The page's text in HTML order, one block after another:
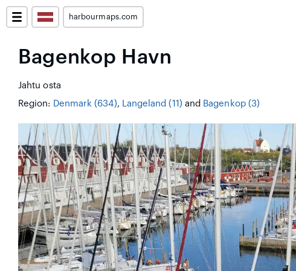
harbourmaps.com
Bagenkop Havn
Jahtu osta
Region: Denmark (634), Langeland (11) and Bagenkop (3)